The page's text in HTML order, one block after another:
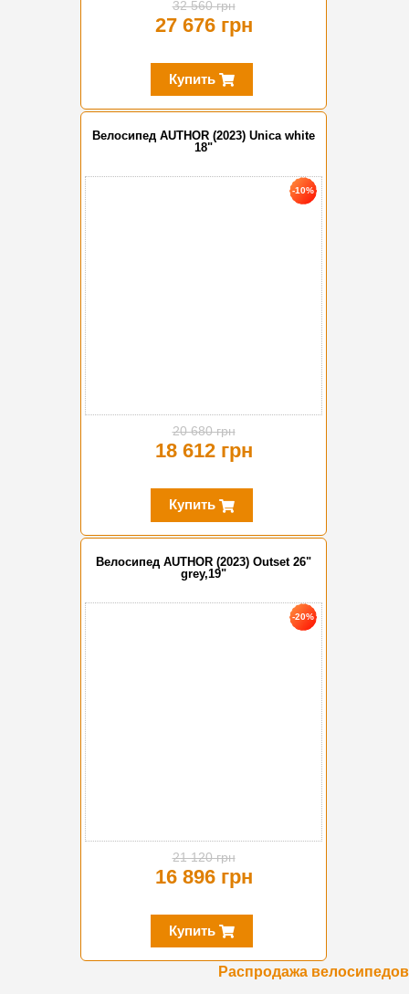
32 560 грн
27 676 грн
Купить
Велосипед AUTHOR (2023) Unica white
18"
-10%
20 680 грн
18 612 грн
Купить
Велосипед AUTHOR (2023) Outset 26"
grey,19"
-20%
21 120 грн
16 896 грн
Купить
Распродажа велосипедов